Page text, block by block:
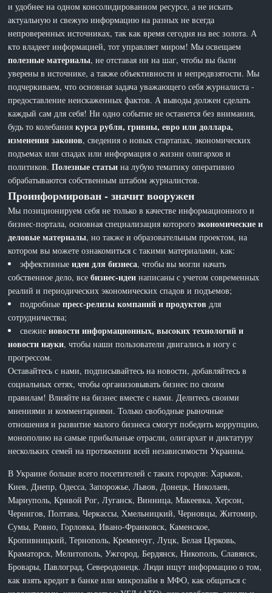
и удобнее на одном консолидированном ресурсе, а не искать
актуальную и свежую информацию на разных не всегда
непроверенных источниках, так как время сегодня на вес золота. А
кто владеет информацией, тот управляет миром! Мы освещаем
полезные материалы, не отставая ни на шаг, чтобы вы были
уверены в источнике, а также объективности и непредвзятости. Мы
подчеркиваем, что основная задача уважающего себя журналиста -
предоставление неискаженных фактов. А выводы должен сделать
каждый сам для себя! Ни одно событие не останется без внимания,
будь то колебаниякурса рубля, гривны, евро или доллара,
изменения законов, сведения о новых стартапах, экономических
подъемах или спадах или информация о жизни олигархов и
политиков.Полезные статьи на лубую тематику оперативно
обрабатываются собственным штабом журналистов.
Проинформирован - значит вооружен
Мы позиционируем себя не только в качестве информационного и
бизнес-портала, основная специализация которогоэкономические и
деловые материалы, но также и образовательным проектом, на
котором вы можете ознакомиться с такими материалами, как:
эффективныеидеи для бизнеса, чтобы вы могли начать
собственное дело, всебизнес-идеи написаны с учетом современных
реалий и периодических экономических спадов и подъемов;
подробныепресс-релизы компаний и продуктов для
сотрудничества;
свежиеновости информационных, высоких технологий и
новости науки, чтобы наши пользователи двигались в ногу с
прогрессом.
Оставайтесь с нами, подписывайтесь на новости, добавляйтесь в
социальных сетях, чтобы организовывать бизнес по своим
правилам! Влияйте на бизнес вместе с нами. Делитесь своими
мнениями и комментариями. Только свободные рыночные
отношения и развитие малого бизнеса смогут победить коррупцию,
монополию на самые прибыльные отрасли, олигархат и диктатуру
нескольких семей на протяжении всей независимости Украины.
В Украине больше всего посетителей с таких городов: Харьков,
Киев, Днепр, Одесса, Запорожье, Львов, Донецк, Николаев,
Мариуполь, Кривой Рог, Луганск, Винница, Макеевка, Херсон,
Чернигов, Полтава, Черкассы, Хмельницкий, Черновцы, Житомир,
Сумы, Ровно, Горловка, Ивано-Франковск, Каменское,
Кропивницкий, Тернополь, Кременчуг, Луцк, Белая Церковь,
Краматорск, Мелитополь, Ужгород, Бердянск, Никополь, Славянск,
Бровары, Павлоград, Северодонецк. Люди ищут информацию о том,
как взять кредит в банке или микрозайм в МФО, как общаться с